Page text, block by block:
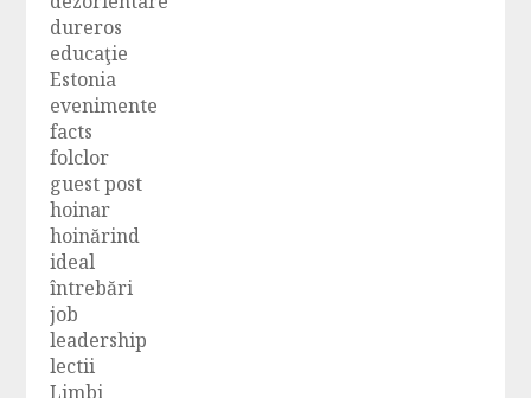
dureros
educaţie
Estonia
evenimente
facts
folclor
guest post
hoinar
hoinărind
ideal
întrebări
job
leadership
lectii
Limbi